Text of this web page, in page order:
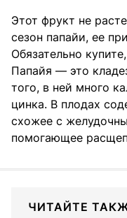
Этот фрукт не
сезон папайи, ее
Обязательно
Папайя — это
того, в ней много
цинка. В плодах
схожее с
помогающее
ЧИТАЙТЕ